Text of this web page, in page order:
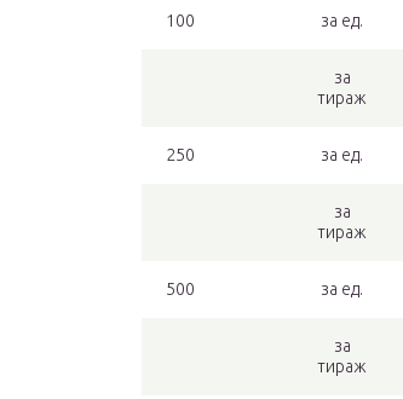
100 за ед.
за
тираж
250 за ед.
за
тираж
500 за ед.
за
тираж